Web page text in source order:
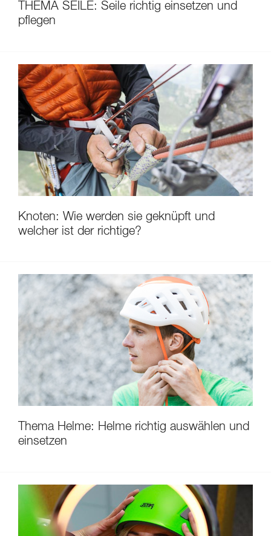
THEMA SEILE: Seile richtig einsetzen und
pflegen
Knoten: Wie werden sie geknüpft und
welcher ist der richtige?
Thema Helme: Helme richtig auswählen und
einsetzen